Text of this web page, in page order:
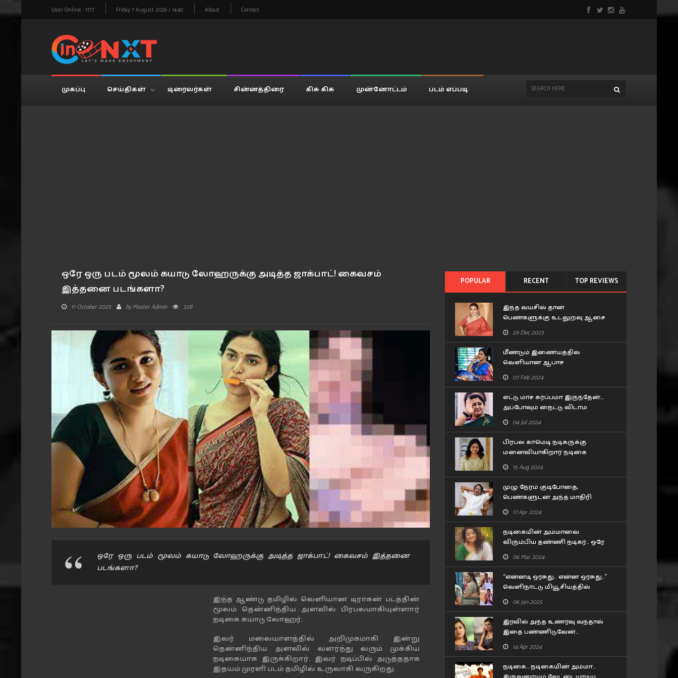
User Online : 1177 Friday 7 August 2026 / 14:40 About Contact
முகப்பு செய்திகள் டிரைலர்கள் சின்னத்திரை கிசு கிசு முன்னோட்டம் படம் எப்படி
ஒரே ஒரு படம் மூலம் கயாடு லோஹருக்கு அடித்த ஜாக்பாட்! கைவசம்
இத்தனை படங்களா?
11 October 2025 byMaster Admin 328
ஒரே ஒரு படம் மூலம் கயாடு லோஹருக்கு அடித்த ஜாக்பாட்! கைவசம் இத்தனை
படங்களா?
இந்த ஆண்டு தமிழில் வெளியான டிராகன் படத்தின்
மூலம் தென்னிந்திய அளவில் பிரபலமாகியுள்ளார்
நடிகை கயாடு லோஹர்.
இவர் மலையாளத்தில் அறிமுகமாகி இன்று
தென்னிந்திய அளவில் வளர்ந்து வரும் முக்கிய
நடிகையாக இருக்கிறார். இவர் நடிப்பில் அடுத்ததாக
இதயம் முரளி படம் தமிழில் உருவாகி வருகிறது.
POPULAR RECENT TOP REVIEWS
இந்த வயசில் தான்
பெண்களுக்கு உடலுறவு ஆசை
அதிகம் இருக்கும்.. கூச்சமின்றி
கூறிய வித்யா பாலன்..!
29 Dec 2023
மீண்டும் இணையத்தில்
வெளியான ஆபாச
புகைப்படங்கள்.. சீரியல் நடிகை
பிரவீனா செய்த சம்பவம்..!
07 Feb 2024
எட்டு மாச கர்ப்பமா இருந்தேன்…
அப்போவும் நைட்டு விடாம
டார்ச்சர் பண்ணாரு.. ரகசியம்
உடைத்த குஷ்பூ..!
04 Jul 2024
பிரபல காமெடி நடிகருக்கு
மனைவியாகிறார் நடிகை
லட்சுமி மேனன்..! யாருன்னு
பாருங்க..!
15 Aug 2024
முழு நேரம் குடிபோதை,
பெண்களுடன் அந்த மாதிரி
பழக்கம்.. 80 வயது இயக்குனர்
பாரதிராஜா செய்த காரியம்!!
17 Apr 2024
நடிகையின் அம்மாவை
விரும்பிய தண்ணி நடிகர்.. ஒரே
போன் காலில் இறங்கி வந்த 57
வயசு தேர் நடிகை..
06 Mar 2024
“என்னடி ஒரசுது.. என்ன ஒரசுது..”
வெளிநாட்டு மியூசியத்தில்
பிரியா பவானி சங்கர் செய்த
கன்றாவி..!
06 Jan 2025
இரவில் அந்த உணர்வு வந்தால்
இதை பண்ணிடுவேன்..
கூச்சமின்றி கூறிய நடிகை
சோனா..!
14 Apr 2024
நடிகை.. நடிகையின் அம்மா..